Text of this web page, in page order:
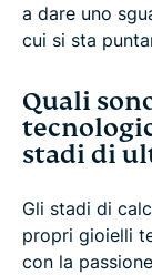
a dare uno
cui si sta
Quali
stadi di
Gli stadi di
propri gioielli
con la